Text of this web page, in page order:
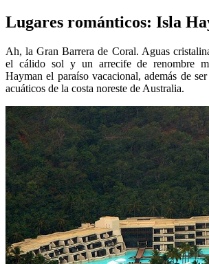
Lugares románticos: Isla
Ah, la Gran Barrera de Coral. Aguas
el cálido sol y un arrecife de renombre
Hayman el paraíso vacacional, además de
acuáticos de la costa noreste de Australia.